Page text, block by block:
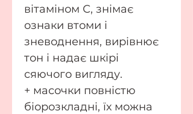
вітаміном С, знімає
ознаки втоми і
зневоднення, вирівнює
тон і надає шкірі
сяючого вигляду.
+ масочки повністю
біорозкладні, їх можна